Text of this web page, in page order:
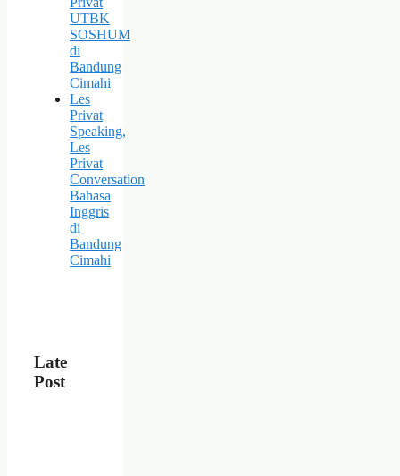
UTBK
SOSHUM
di
Bandung
Cimahi
Les
Privat
Speaking,
Les
Privat
Conversation
Bahasa
Inggris
di
Bandung
Cimahi
Late
Post